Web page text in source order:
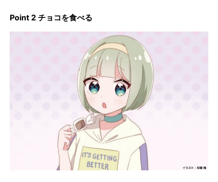
Point 2 チョコを食べる